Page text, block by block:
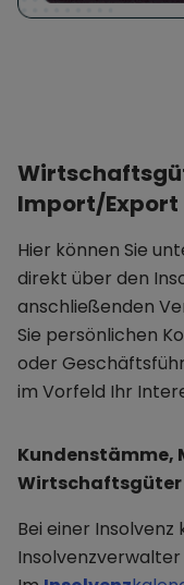
Import/Export
Hier können Sie
direkt über den
anschließenden
Sie persönlichen
oder
im Vorfeld Ihr
Kundenstämme,
Wirtschaftsgüter
Bei einer